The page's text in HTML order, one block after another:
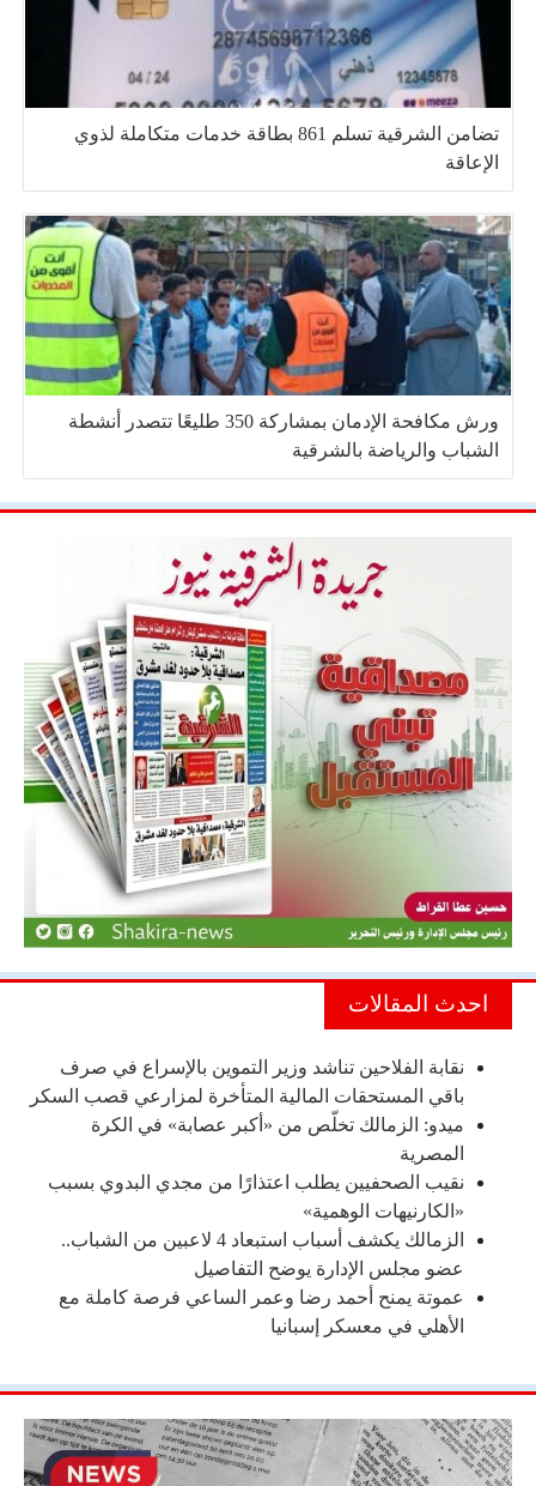
تضامن الشرقية تسلم 861 بطاقة خدمات متكاملة لذوي
الإعاقة
ورش مكافحة الإدمان بمشاركة 350 طليعًا تتصدر أنشطة
الشباب والرياضة بالشرقية
احدث المقالات
نقابة الفلاحين تناشد وزير التموين بالإسراع في صرف
باقي المستحقات المالية المتأخرة لمزارعي قصب السكر
ميدو: الزمالك تخلّص من «أكبر عصابة» في الكرة
المصرية
نقيب الصحفيين يطلب اعتذارًا من مجدي البدوي بسبب
«الكارنيهات الوهمية»
الزمالك يكشف أسباب استبعاد 4 لاعبين من الشباب..
عضو مجلس الإدارة يوضح التفاصيل
عموتة يمنح أحمد رضا وعمر الساعي فرصة كاملة مع
الأهلي في معسكر إسبانيا